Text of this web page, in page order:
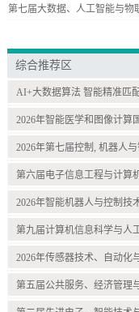
第七届大数据、人工智能与物
综合推荐区
AI+大数据算法 智能精准匹
2026年智能医学和图像计算
2026年第七届控制, 机器人
第六届电子信息工程与计算
2026年智能机器人与控制技
第九届计算机信息科学与人
2026年传感器技术、自动化
第五届公共服务、经济管理